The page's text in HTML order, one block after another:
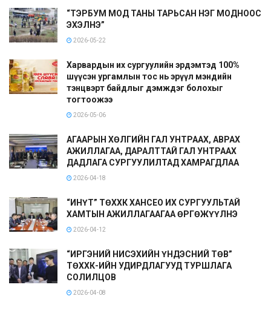
“ТЭРБУМ МОД ТАНЫ ТАРЬСАН НЭГ МОДНООС
ЭХЭЛНЭ”
2026-05-22
Харвардын их сургуулийн эрдэмтэд 100%
шүүсэн ургамлын тос нь эрүүл мэндийн
тэнцвэрт байдлыг дэмждэг болохыг
тогтоожээ
2026-05-06
АГААРЫН ХӨЛГИЙН ГАЛ УНТРААХ, АВРАХ
АЖИЛЛАГАА, ДАРАЛТТАЙ ГАЛ УНТРААХ
ДАДЛАГА СУРГУУЛИЛТАД ХАМРАГДЛАА
2026-04-18
“ИНҮТ” ТӨХХК ХАНСЕО ИХ СУРГУУЛЬТАЙ
ХАМТЫН АЖИЛЛАГААГАА ӨРГӨЖҮҮЛНЭ
2026-04-12
“ИРГЭНИЙ НИСЭХИЙН ҮНДЭСНИЙ ТӨВ”
ТӨХХК-ИЙН УДИРДЛАГУУД ТУРШЛАГА
СОЛИЛЦОВ
2026-04-08